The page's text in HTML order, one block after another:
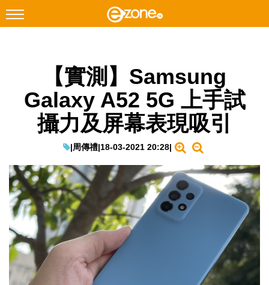
Instagram
科技焦點
網絡生活
教學評測
EduTech
IT Times
生成式AI與雲端應用
Enterprise Digital Transformation
【實測】Samsung
Galaxy A52 5G 上手試
攝力及屏幕表現吸引
|周傳禮|18-03-2021 20:28|